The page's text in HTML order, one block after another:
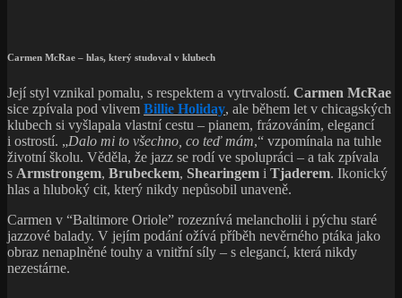
Carmen McRae – hlas, který studoval v klubech
Její styl vznikal pomalu, s respektem a vytrvalostí. Carmen McRae
sice zpívala pod vlivem Billie Holiday, ale během let v chicagských
klubech si vyšlapala vlastní cestu – pianem, frázováním, elegancí
i ostrostí. „Dalo mi to všechno, co teď mám,“ vzpomínala na tuhle
životní školu. Věděla, že jazz se rodí ve spolupráci – a tak zpívala
s Armstrongem, Brubeckem, Shearingem i Tjaderem. Ikonický
hlas a hluboký cit, který nikdy nepůsobil unaveně.
Carmen v “Baltimore Oriole” rozeznívá melancholii i pýchu staré
jazzové balady. V jejím podání ožívá příběh nevěrného ptáka jako
obraz nenaplněné touhy a vnitřní síly – s elegancí, která nikdy
nezestárne.